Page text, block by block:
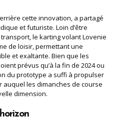
cette innovation, a partagé
et futuriste. Loin d’être
le karting volant Lovenie
de loisir, permettant une
et exaltante. Bien que les
prévus qu’à la fin de 2024 ou
du prototype a suffi à propulser
les dimanches de course
dimension.